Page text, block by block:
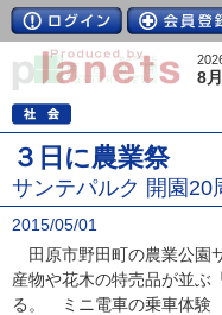
8
３日に農業祭
サンテパルク 開園20
2015/05/01
田原市野田町の農業公園
産物や花木の特売品が並
る。 ミニ電車の乗車体験